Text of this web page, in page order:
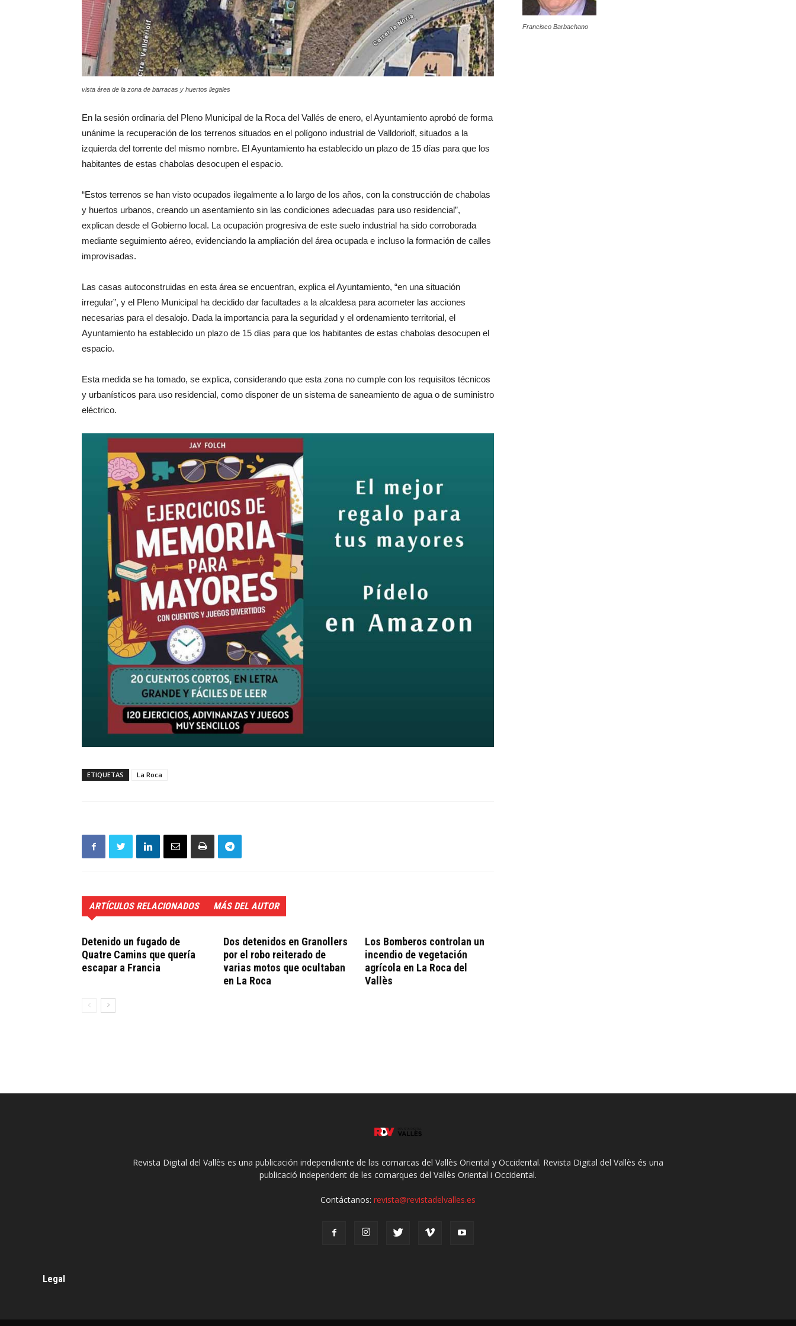
vista área de la zona de barracas y huertos ilegales
En la sesión ordinaria del Pleno Municipal de la Roca del Vallés de enero, el Ayuntamiento aprobó de forma
unánime la recuperación de los terrenos situados en el polígono industrial de Valldoriolf, situados a la
izquierda del torrente del mismo nombre. El Ayuntamiento ha establecido un plazo de 15 días para que los
habitantes de estas chabolas desocupen el espacio.
“Estos terrenos se han visto ocupados ilegalmente a lo largo de los años, con la construcción de chabolas
y huertos urbanos, creando un asentamiento sin las condiciones adecuadas para uso residencial”,
explican desde el Gobierno local. La ocupación progresiva de este suelo industrial ha sido corroborada
mediante seguimiento aéreo, evidenciando la ampliación del área ocupada e incluso la formación de calles
improvisadas.
Las casas autoconstruidas en esta área se encuentran, explica el Ayuntamiento, “en una situación
irregular”, y el Pleno Municipal ha decidido dar facultades a la alcaldesa para acometer las acciones
necesarias para el desalojo. Dada la importancia para la seguridad y el ordenamiento territorial, el
Ayuntamiento ha establecido un plazo de 15 días para que los habitantes de estas chabolas desocupen el
espacio.
Esta medida se ha tomado, se explica, considerando que esta zona no cumple con los requisitos técnicos
y urbanísticos para uso residencial, como disponer de un sistema de saneamiento de agua o de suministro
eléctrico.
ETIQUETAS La Roca
ARTÍCULOS RELACIONADOS MÁS DEL AUTOR
Detenido un fugado de
Quatre Camins que quería
escapar a Francia
Dos detenidos en Granollers
por el robo reiterado de
varias motos que ocultaban
en La Roca
Los Bomberos controlan un
incendio de vegetación
agrícola en La Roca del
Vallès
Francisco Barbachano
Revista Digital del Vallès es una publicación independiente de las comarcas del Vallès Oriental y Occidental. Revista Digital del Vallès és una
publicació independent de les comarques del Vallès Oriental i Occidental.
Contáctanos: revista@revistadelvalles.es
Legal